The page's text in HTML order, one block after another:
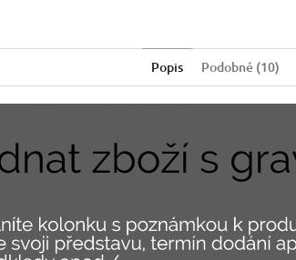
Popis Podobné (10)